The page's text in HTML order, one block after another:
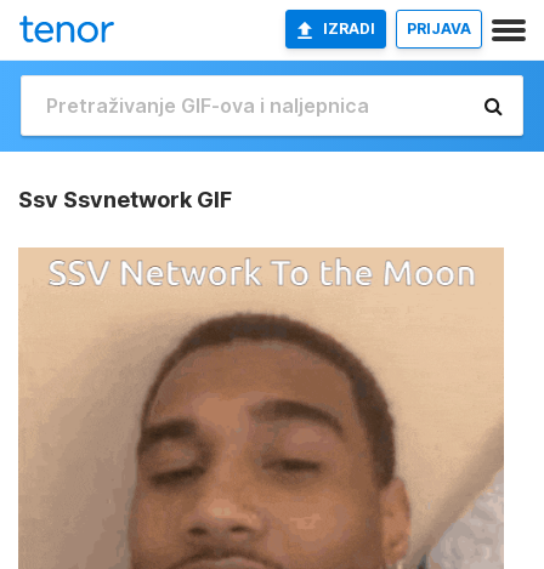
IZRADI PRIJAVA
Ssv Ssvnetwork GIF